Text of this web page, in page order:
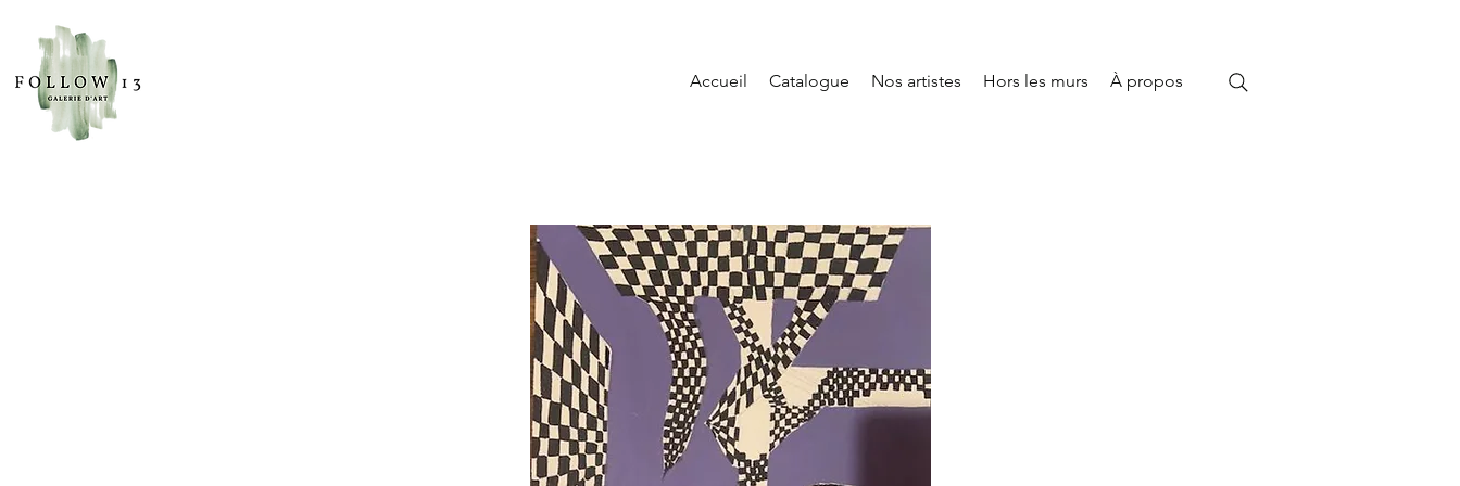
Accueil Catalogue Nos artistes Hors les murs À propos